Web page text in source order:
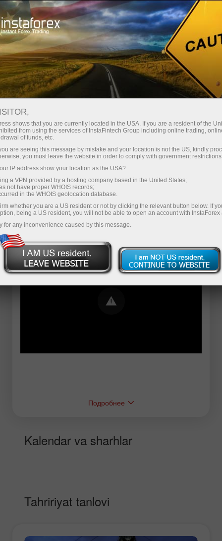
Трейдерам Форекс аналитика
Форекс ТВ
Форекс-видео новости
Error loading YouTube: Video could not be
played
Подробнее
Kalendar va sharhlar
Tahririyat tanlovi
shows that you are currently located in the USA. If you are a resident of the
from using the services of InstaFintech Group including online trading,
of funds, etc.
are seeing this message by mistake and your location is not the US, kindly
you must leave the website in order to comply with government
IP address show your location as the USA?
a VPN provided by a hosting company based in the United States;
not have proper WHOIS records;
in the WHOIS geolocation database.
whether you are a US resident or not by clicking the relevant button below. If
being a US resident, you will not be able to open an account with InstaForex
for any inconvenience caused by this message.